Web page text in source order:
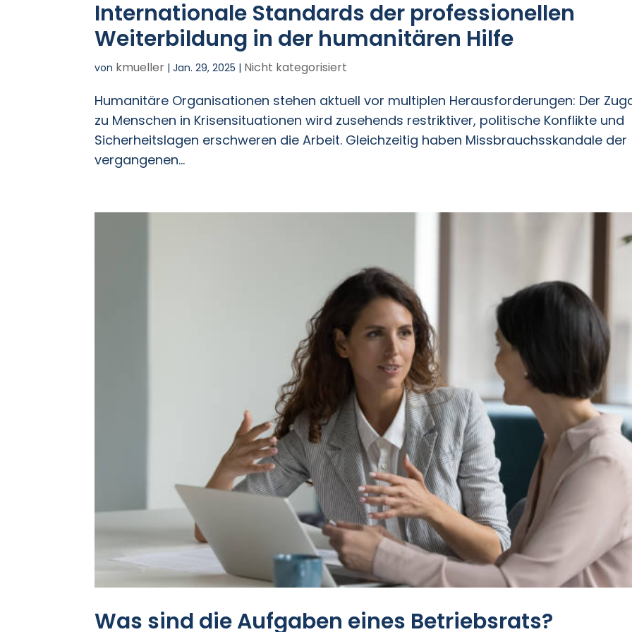
Internationale Standards der professionellen
Weiterbildung in der humanitären Hilfe
von kmueller |Jan. 29, 2025 | Nicht kategorisiert
Humanitäre Organisationen stehen aktuell vor multiplen Herausforderungen: Der
zu Menschen in Krisensituationen wird zusehends restriktiver, politische Konflikte und
Sicherheitslagen erschweren die Arbeit. Gleichzeitig haben Missbrauchsskandale der
vergangenen...
Was sind die Aufgaben eines Betriebsrats?